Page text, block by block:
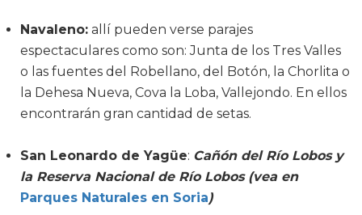
Navaleno: allí pueden verse parajes
espectaculares como son: Junta de los Tres Valles
o las fuentes del Robellano, del Botón, la Chorlita o
la Dehesa Nueva, Cova la Loba, Vallejondo. En ellos
encontrarán gran cantidad de setas.
San Leonardo de Yagüe: Cañón del Río Lobos y
la Reserva Nacional de Río Lobos (vea en
Parques Naturales en Soria)